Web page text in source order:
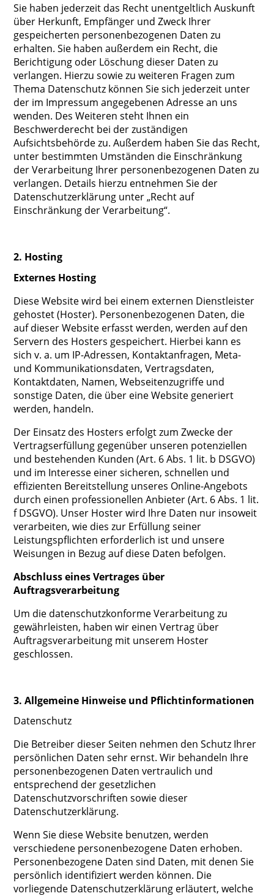
Sie haben jederzeit das Recht unentgeltlich Auskunft
über Herkunft, Empfänger und Zweck Ihrer
gespeicherten personenbezogenen Daten zu
erhalten. Sie haben außerdem ein Recht, die
Berichtigung oder Löschung dieser Daten zu
verlangen. Hierzu sowie zu weiteren Fragen zum
Thema Datenschutz können Sie sich jederzeit unter
der im Impressum angegebenen Adresse an uns
wenden. Des Weiteren steht Ihnen ein
Beschwerderecht bei der zuständigen
Aufsichtsbehörde zu. Außerdem haben Sie das Recht,
unter bestimmten Umständen die Einschränkung
der Verarbeitung Ihrer personenbezogenen Daten zu
verlangen. Details hierzu entnehmen Sie der
Datenschutzerklärung unter „Recht auf
Einschränkung der Verarbeitung“.
2. Hosting
Externes Hosting
Diese Website wird bei einem externen Dienstleister
gehostet (Hoster). Personenbezogenen Daten, die
auf dieser Website erfasst werden, werden auf den
Servern des Hosters gespeichert. Hierbei kann es
sich v. a. um IP-Adressen, Kontaktanfragen, Meta-
und Kommunikationsdaten, Vertragsdaten,
Kontaktdaten, Namen, Webseitenzugriffe und
sonstige Daten, die über eine Website generiert
werden, handeln.
Der Einsatz des Hosters erfolgt zum Zwecke der
Vertragserfüllung gegenüber unseren potenziellen
und bestehenden Kunden (Art. 6 Abs. 1 lit. b DSGVO)
und im Interesse einer sicheren, schnellen und
effizienten Bereitstellung unseres Online-Angebots
durch einen professionellen Anbieter (Art. 6 Abs. 1 lit.
f DSGVO). Unser Hoster wird Ihre Daten nur insoweit
verarbeiten, wie dies zur Erfüllung seiner
Leistungspflichten erforderlich ist und unsere
Weisungen in Bezug auf diese Daten befolgen.
Abschluss eines Vertrages über
Auftragsverarbeitung
Um die datenschutzkonforme Verarbeitung zu
gewährleisten, haben wir einen Vertrag über
Auftragsverarbeitung mit unserem Hoster
geschlossen.
3. Allgemeine Hinweise und Pflichtinformationen
Datenschutz
Die Betreiber dieser Seiten nehmen den Schutz Ihrer
persönlichen Daten sehr ernst. Wir behandeln Ihre
personenbezogenen Daten vertraulich und
entsprechend der gesetzlichen
Datenschutzvorschriften sowie dieser
Datenschutzerklärung.
Wenn Sie diese Website benutzen, werden
verschiedene personenbezogene Daten erhoben.
Personenbezogene Daten sind Daten, mit denen Sie
persönlich identifiziert werden können. Die
vorliegende Datenschutzerklärung erläutert, welche